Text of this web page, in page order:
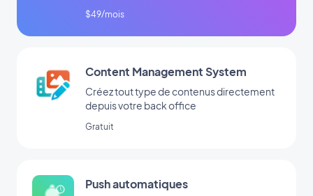
$49/mois
Content Management System
Créez tout type de contenus directement
depuis votre back office
Gratuit
Push automatiques